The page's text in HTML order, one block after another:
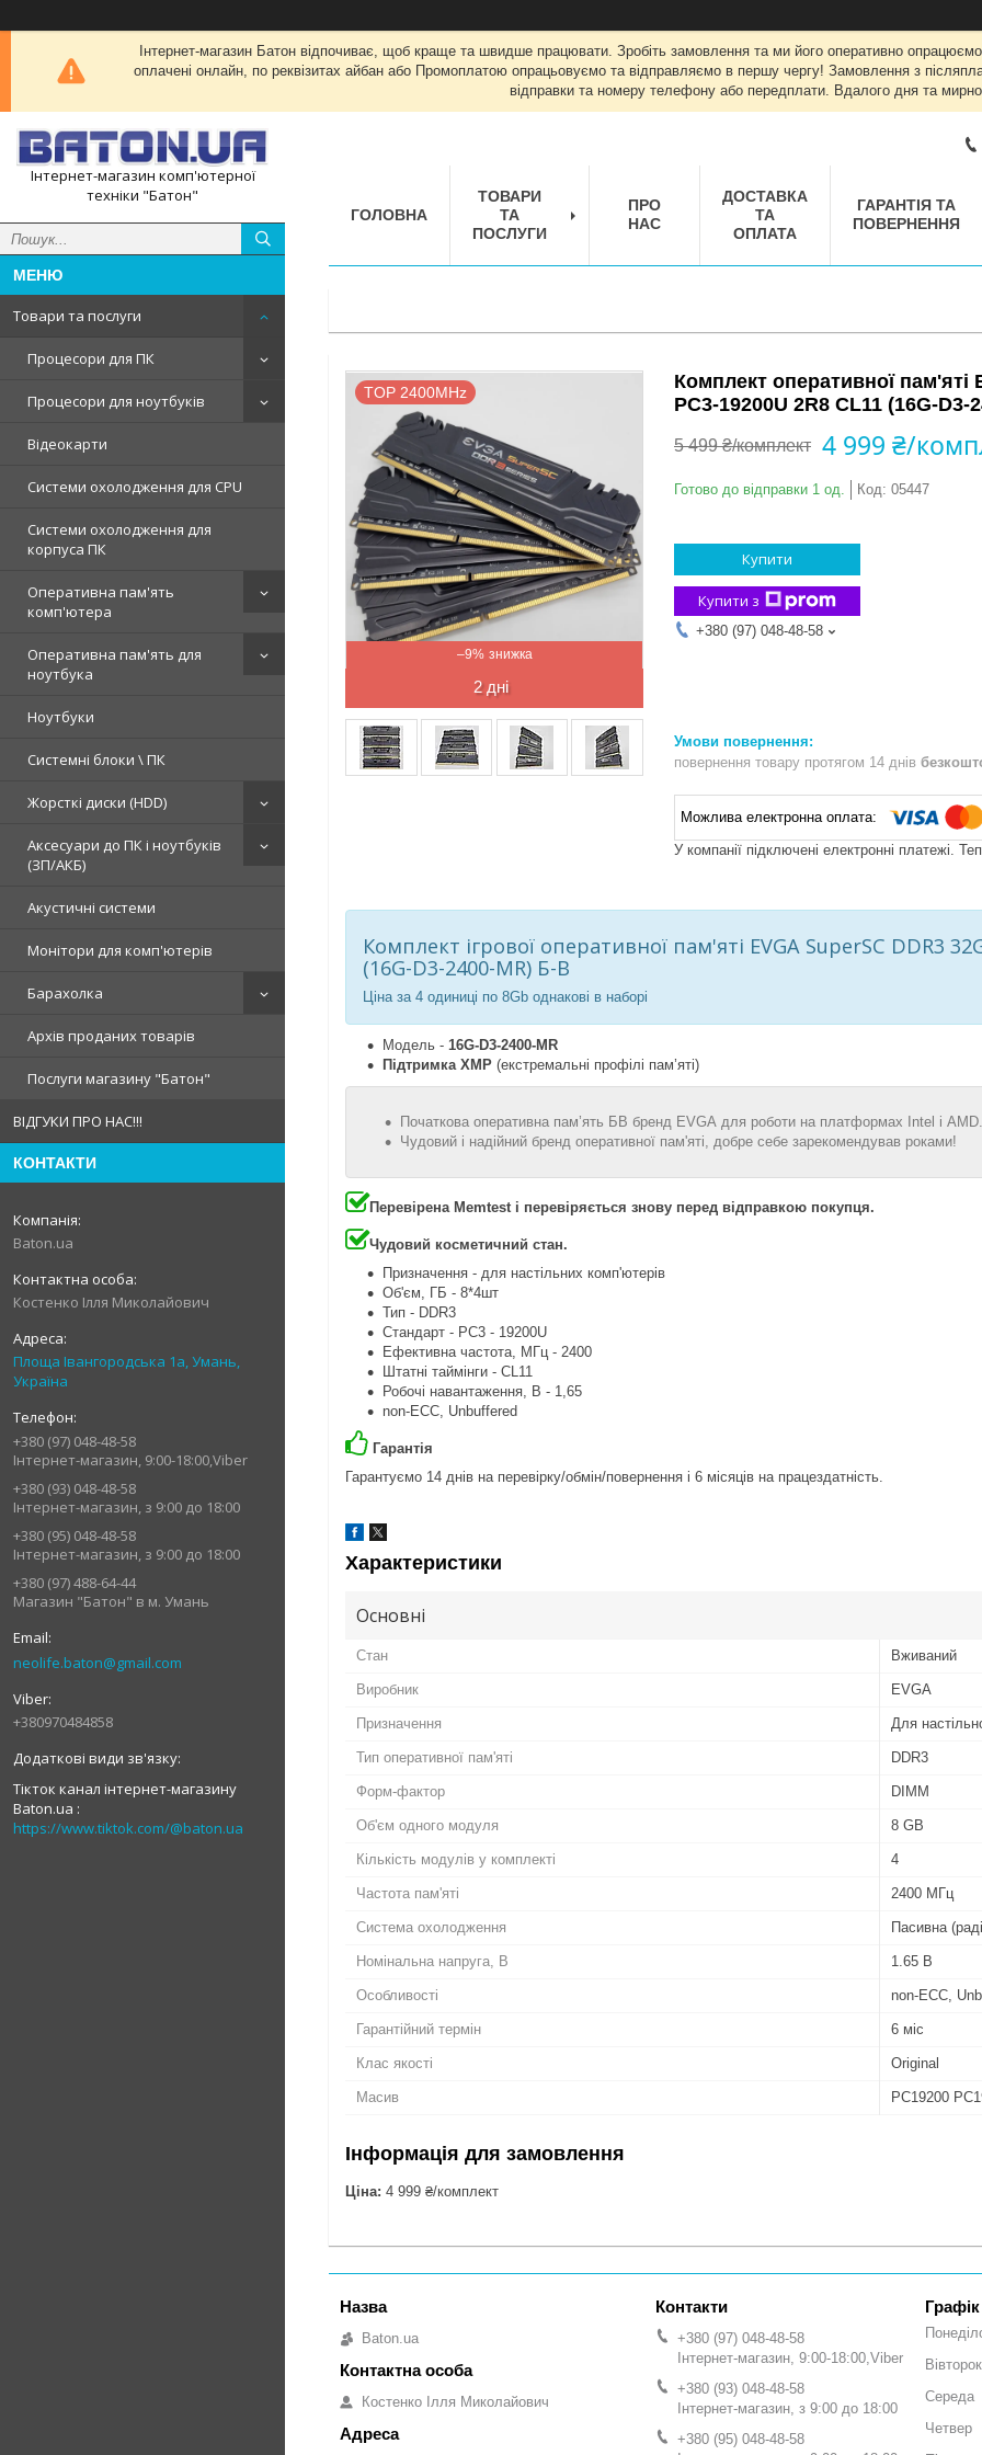
Інтернет-магазин Батон відпочиває, щоб краще та швидше працювати. Зробіть замовлення та ми його оперативно
оплачені онлайн, по реквізитах айбан або Промоплатою опрацьовуємо та відправляємо в першу чергу! Замовлення з
відправки та номеру телефону або передплати. Вдалого дня та
Інтернет-магазин комп'ютерної
техніки "Батон"
Товари та послуги
Процесори для ПК
Процесори для ноутбуків
Відеокарти
Системи охолодження для CPU
Системи охолодження для
корпуса ПК
Оперативна пам'ять
комп'ютера
Оперативна пам'ять для
ноутбука
Ноутбуки
Системні блоки \ ПК
Жорсткі диски (HDD)
Аксесуари до ПК і ноутбуків
(ЗП/АКБ)
Акустичні системи
Монітори для комп'ютерів
Барахолка
Архів проданих товарів
Послуги магазину "Батон"
ВІДГУКИ ПРО НАС!!!
КОНТАКТИ
Baton.ua
Костенко Ілля Миколайович
Площа Івангородська 1а, Умань,
Україна
+380 (97) 048-48-58
Інтернет-магазин, 9:00-18:00,Viber
+380 (93) 048-48-58
Інтернет-магазин, з 9:00 до 18:00
+380 (95) 048-48-58
Інтернет-магазин, з 9:00 до 18:00
+380 (97) 488-64-44
Магазин "Батон" в м. Умань
neolife.baton@gmail.com
+380970484858
Тікток канал інтернет-магазину
Baton.ua
https://www.tiktok.com/@baton.ua
ГОЛОВНА
ТОВАРИ
ТА
ПОСЛУГИ
ПРО
НАС
ДОСТАВКА
ТА
ОПЛАТА
ГАРАНТІЯ ТА
ПОВЕРНЕННЯ
–9%
TOP 2400MHz
2 дні
Комплект оперативної пам'яті
PC3-19200U 2R8 CL11 (16G-D3-
5 499 ₴/комплект 4 999 ₴/
Готово до відправки 1 од. Код: 05447
Купити
Купити з
+380 (97) 048-48-58
повернення товару протягом 14 днів
У компанії підключені електронні платежі.
Комплект ігрової оперативної пам'яті EVGA SuperSC DDR3
(16G-D3-2400-MR) Б-В
Ціна за 4 одиниці по 8Gb однакові в наборі
Модель - 16G-D3-2400-MR
Підтримка XMP (екстремальні профілі пам’яті)
Початкова оперативна пам’ять БВ бренд EVGA для роботи на платформах Intel і AMD.
Чудовий і надійний бренд оперативної пам'яті, добре себе зарекомендував роками!
Перевірена Memtest і перевіряється знову перед відправкою покупця.
Чудовий косметичний стан.
Призначення - для настільних комп'ютерів
Об'єм, ГБ - 8*4шт
Тип - DDR3
Стандарт - PC3 - 19200U
Ефективна частота, МГц - 2400
Штатні таймінги - CL11
Робочі навантаження, В - 1,65
non-ECC, Unbuffered
Гарантія
Гарантуємо 14 днів на перевірку/обмін/повернення і 6 місяців на працездатність.
Характеристики
Основні
Стан Вживаний
Виробник EVGA
Призначення Для
Тип оперативної пам'яті DDR3
Форм-фактор DIMM
Об'єм одного модуля 8 GB
Кількість модулів у комплекті 4
Частота пам'яті 2400 МГц
Система охолодження Пасивна
Номінальна напруга, В 1.65 В
Особливості non-ECC,
Гарантійний термін 6 міс
Клас якості Original
Масив PC19200
Інформація для замовлення
Ціна: 4 999 ₴/комплект
Baton.ua
Костенко Ілля Миколайович
+380 (97) 048-48-58
Інтернет-магазин, 9:00-18:00,Viber
+380 (93) 048-48-58
Інтернет-магазин, з 9:00 до 18:00
+380 (95) 048-48-58
Вівторок
Середа
Четвер